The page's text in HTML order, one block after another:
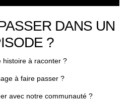
DANS UN
?
histoire à raconter ?
à faire passer ?
avec notre communauté ?